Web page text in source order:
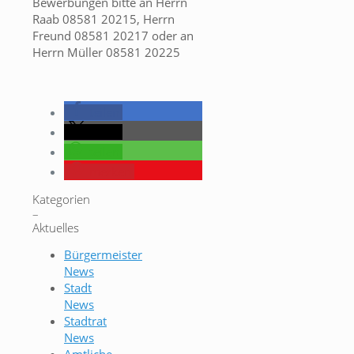
Raab 08581 20215, Herrn
Freund 08581 20217 oder an
Herrn Müller 08581 20225
Kategorien
–
Aktuelles
Bürgermeister
News
Stadt
News
Stadtrat
News